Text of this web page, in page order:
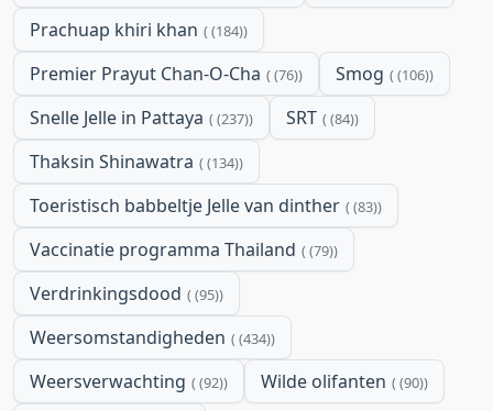
Prachuap khiri khan (184)
Premier Prayut Chan-O-Cha (76) Smog (106)
Snelle Jelle in Pattaya (237) SRT (84)
Thaksin Shinawatra (134)
Toeristisch babbeltje Jelle van dinther (83)
Vaccinatie programma Thailand (79)
Verdrinkingsdood (95)
Weersomstandigheden (434)
Weersverwachting (92) Wilde olifanten (90)